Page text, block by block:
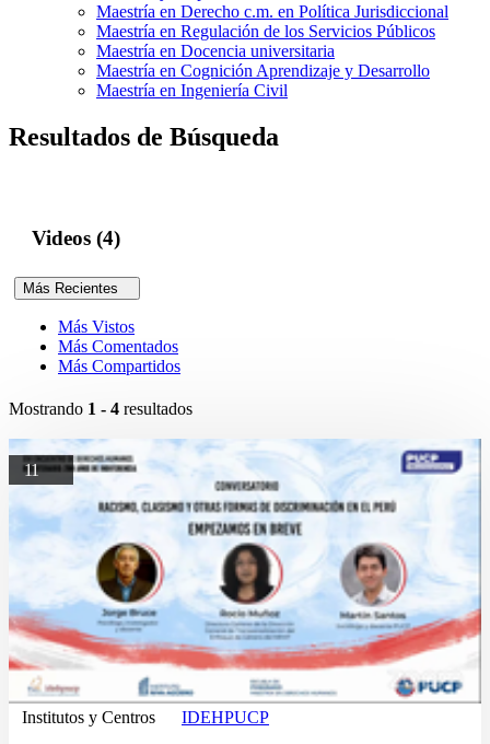
Maestría en Derecho c.m. en Política Jurisdiccional
Maestría en Regulación de los Servicios Públicos
Maestría en Docencia universitaria
Maestría en Cognición Aprendizaje y Desarrollo
Maestría en Ingeniería Civil
Resultados de Búsqueda
Videos (4)
Más Recientes
Más Vistos
Más Comentados
Más Compartidos
Mostrando 1 - 4 resultados
11
Institutos y Centros IDEHPUCP